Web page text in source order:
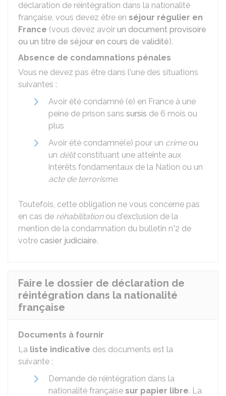
déclaration de réintégration dans la nationalité
française, vous devez être en séjour régulier en
France (vous devez avoir un document provisoire
ou un titre de séjour en cours de validité).
Absence de condamnations pénales
Vous ne devez pas être dans l'une des situations
suivantes :
Avoir été condamné (e) en France à une
peine de prison sans sursis de 6 mois ou
plus
Avoir été condamné(e) pour un crimeou
un délitconstituant une atteinte aux
intérêts fondamentaux de la Nation ou un
acte de terrorisme.
Toutefois, cette obligation ne vous concerne pas
en cas de réhabilitationou d'exclusion de la
mention de la condamnation du bulletin n°2 de
votre casier judiciaire.
Faire le dossier de déclaration de
réintégration dans la nationalité
française
Documents à fournir
La liste indicative des documents est la
suivante :
Demande de réintégration dans la
nationalité française sur papier libre. La